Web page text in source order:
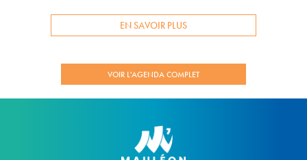
EN SAVOIR PLUS
VOIR L'AGENDA COMPLET